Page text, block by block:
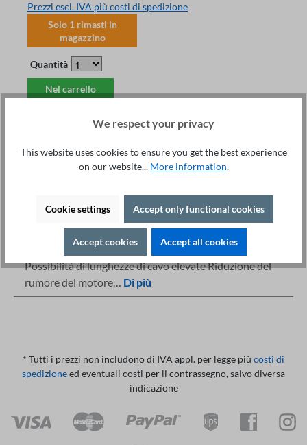
Prezzi escl. IVA più costi di spedizione
Solo 1 rimasti in
magazzino
Quantità
Nel carrello
Stampa
Descrizione
Salute Prevenzione delle sovratensioni sul motore
Possibilità di lunghezze di cavo elevate Riduzione del
rumore del motore… Di più
* Tutti i prezzi non includono di IVA appl. per legge più costi di
spedizioneed eventuali costi per il contrassegno, salvo diversa
indicazione
We respect your privacy
This website uses cookies to ensure you get the best experience
on our website... More information.
Cookie settings Accept only functional cookies
Accept cookies Accept all cookies